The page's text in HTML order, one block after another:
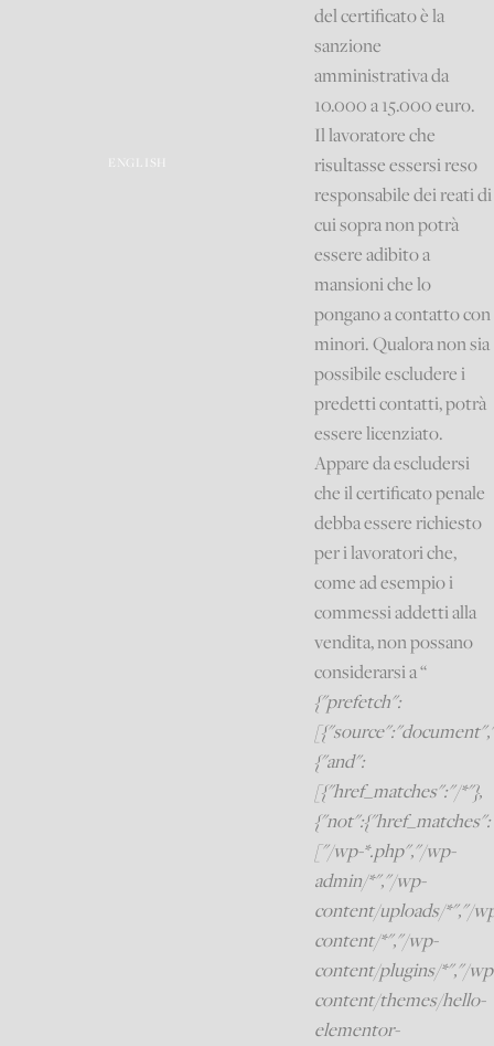
ENGLISH
del certificato è la
sanzione
amministrativa da
10.000 a 15.000 euro.
Il lavoratore che
risultasse essersi reso
responsabile dei reati di
cui sopra non potrà
essere adibito a
mansioni che lo
pongano a contatto con
minori. Qualora non sia
possibile escludere i
predetti contatti, potrà
essere licenziato.
Appare da escludersi
che il certificato penale
debba essere richiesto
per i lavoratori che,
come ad esempio i
commessi addetti alla
vendita, non possano
considerarsi a “
{"prefetch":
{"and":
[{"href_matches":"/*"},
{"not":{"href_matches":
["/wp-*.php","/wp-
admin/*","/wp-
content/uploads/*","/
content/*","/wp-
content/plugins/*","/
content/themes/hello-
elementor-